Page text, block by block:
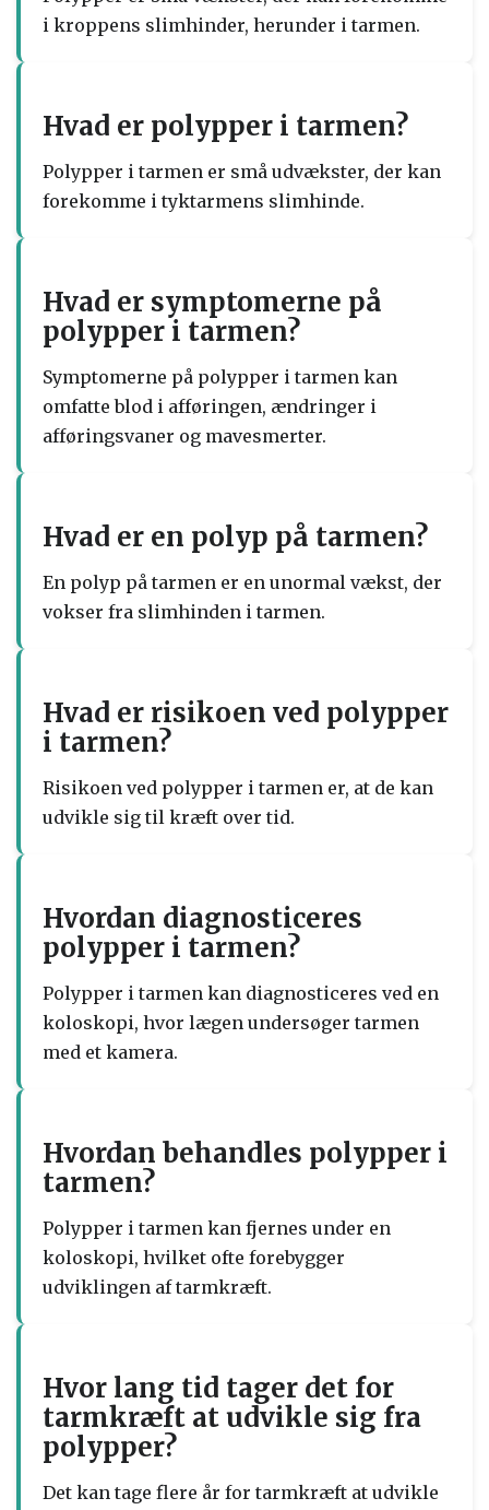
i kroppens slimhinder, herunder i tarmen.
Hvad er polypper i tarmen?
Polypper i tarmen er små udvækster, der kan
forekomme i tyktarmens slimhinde.
Hvad er symptomerne på
polypper i tarmen?
Symptomerne på polypper i tarmen kan
omfatte blod i afføringen, ændringer i
afføringsvaner og mavesmerter.
Hvad er en polyp på tarmen?
En polyp på tarmen er en unormal vækst, der
vokser fra slimhinden i tarmen.
Hvad er risikoen ved polypper
i tarmen?
Risikoen ved polypper i tarmen er, at de kan
udvikle sig til kræft over tid.
Hvordan diagnosticeres
polypper i tarmen?
Polypper i tarmen kan diagnosticeres ved en
koloskopi, hvor lægen undersøger tarmen
med et kamera.
Hvordan behandles polypper i
tarmen?
Polypper i tarmen kan fjernes under en
koloskopi, hvilket ofte forebygger
udviklingen af tarmkræft.
Hvor lang tid tager det for
tarmkræft at udvikle sig fra
polypper?
Det kan tage flere år for tarmkræft at udvikle